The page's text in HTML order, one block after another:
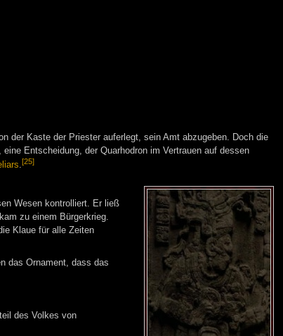
der Kaste der Priester auferlegt, sein Amt abzugeben. Doch die
Entscheidung, der Quarhodron im Vertrauen auf dessen
.[25]
Wesen kontrolliert. Er ließ
zu einem Bürgerkrieg.
Klaue für alle Zeiten
das Ornament, dass das
des Volkes von